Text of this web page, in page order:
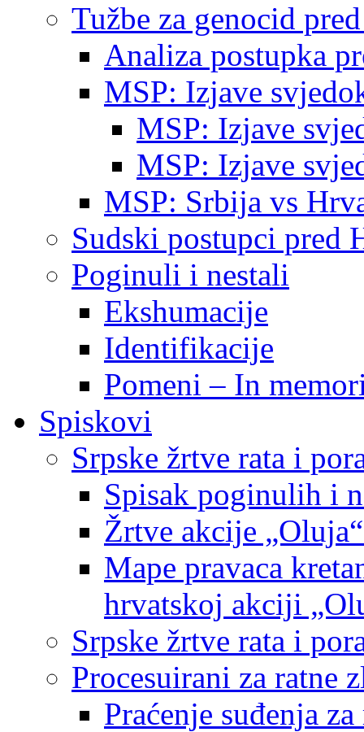
Tužbe za genocid
Analiza postupka
MSP: Izjave
MSP: Izjave
MSP: Izjave
MSP: Srbija vs
Sudski postupci pred
Poginuli i nestali
Ekshumacije
Identifikacije
Pomeni – In
Spiskovi
Srpske žrtve rata i
Spisak poginulih i
Žrtve akcije
Mape pravaca
hrvatskoj akciji
Srpske žrtve rata i
Procesuirani za ratne
Praćenje suđenja